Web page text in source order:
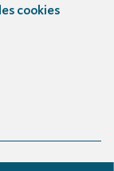
cookies